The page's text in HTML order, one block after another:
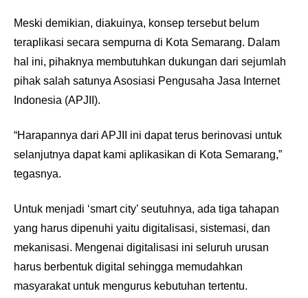
Meski demikian, diakuinya, konsep tersebut belum
teraplikasi secara sempurna di Kota Semarang. Dalam
hal ini, pihaknya membutuhkan dukungan dari sejumlah
pihak salah satunya Asosiasi Pengusaha Jasa Internet
Indonesia (APJII).
“Harapannya dari APJII ini dapat terus berinovasi untuk
selanjutnya dapat kami aplikasikan di Kota Semarang,”
tegasnya.
Untuk menjadi ‘smart city’ seutuhnya, ada tiga tahapan
yang harus dipenuhi yaitu digitalisasi, sistemasi, dan
mekanisasi. Mengenai digitalisasi ini seluruh urusan
harus berbentuk digital sehingga memudahkan
masyarakat untuk mengurus kebutuhan tertentu.